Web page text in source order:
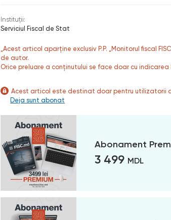
Instituții:
Serviciul Fiscal de Stat
„Acest articol aparține exclusiv P.P. „Monitorul fiscal
de autor.
Orice preluare a conținutului se face doar cu indicarea
Acest articol este destinat doar pentru utilizatorii
Deja sunt abonat
Abonament
3 499 MDL